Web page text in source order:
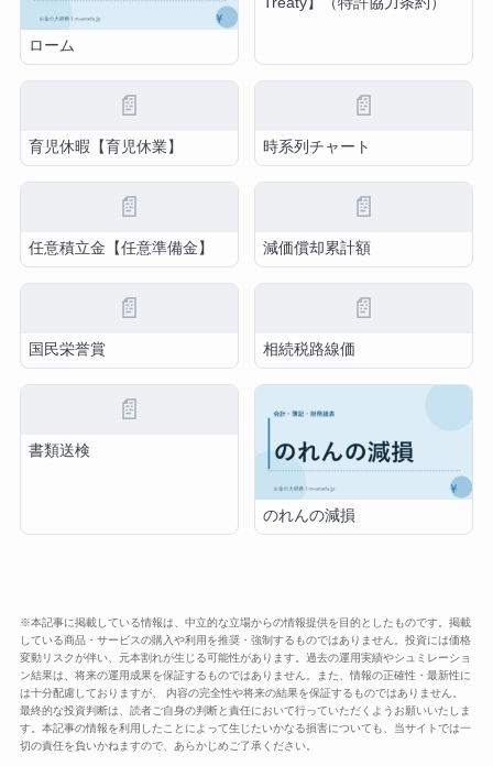
ローム
📄
育児休暇【育児休業】
📄
時系列チャート
📄
任意積立金【任意準備金】
📄
減価償却累計額
📄
国民栄誉賞
📄
相続税路線価
📄
書類送検
のれんの減損
※本記事に掲載している情報は、中立的な立場からの情報提供を目的としたものです。掲載
している商品・サービスの購入や利用を推奨・強制するものではありません。投資には価格
変動リスクが伴い、元本割れが生じる可能性があります。過去の運用実績やシュミレーショ
ン結果は、将来の運用成果を保証するものではありません。また、情報の正確性・最新性に
は十分配慮しておりますが、 内容の完全性や将来の結果を保証するものではありません。
最終的な投資判断は、読者ご自身の判断と責任において行っていただくようお願いいたしま
す。本記事の情報を利用したことによって生じたいかなる損害についても、当サイトでは一
切の責任を負いかねますので、あらかじめご了承ください。